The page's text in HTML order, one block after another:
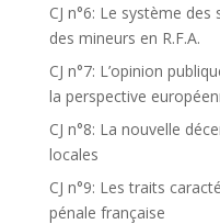
CJ n°6: Le système
des mineurs en R.F.A.
CJ n°7: L’opinion
la perspective
CJ n°8: La nouvelle
locales
CJ n°9: Les traits
pénale française